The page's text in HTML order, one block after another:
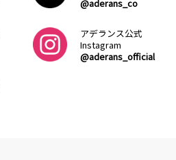
@aderans_co
アデランス公式
Instagram
@aderans_official